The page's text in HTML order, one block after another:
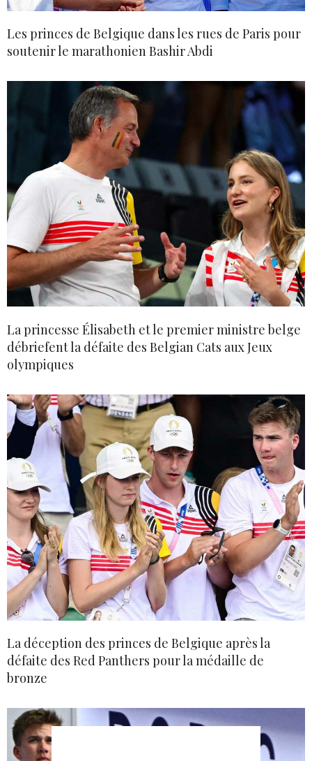
Les princes de Belgique dans les rues de Paris pour
soutenir le marathonien Bashir Abdi
La princesse Élisabeth et le premier ministre belge
débriefent la défaite des Belgian Cats aux Jeux
olympiques
La déception des princes de Belgique après la
défaite des Red Panthers pour la médaille de
bronze